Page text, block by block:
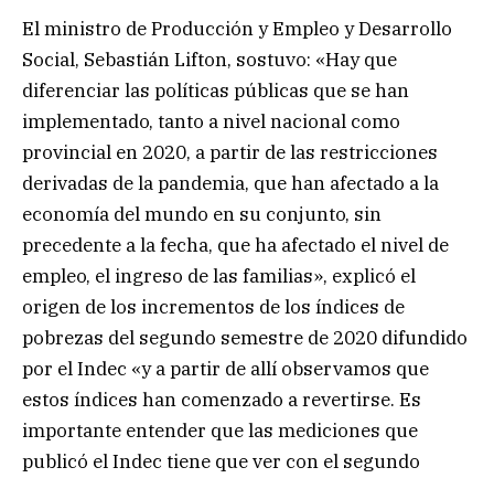
El ministro de Producción y Empleo y Desarrollo
Social, Sebastián Lifton, sostuvo: «Hay que
diferenciar las políticas públicas que se han
implementado, tanto a nivel nacional como
provincial en 2020, a partir de las restricciones
derivadas de la pandemia, que han afectado a la
economía del mundo en su conjunto, sin
precedente a la fecha, que ha afectado el nivel de
empleo, el ingreso de las familias», explicó el
origen de los incrementos de los índices de
pobrezas del segundo semestre de 2020 difundido
por el Indec «y a partir de allí observamos que
estos índices han comenzado a revertirse. Es
importante entender que las mediciones que
publicó el Indec tiene que ver con el segundo